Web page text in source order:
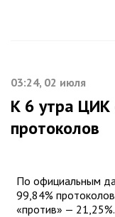
03:24, 02 июля
К 6 утра
протоколов
По официальным
99,84%
«против» — 21,25%.